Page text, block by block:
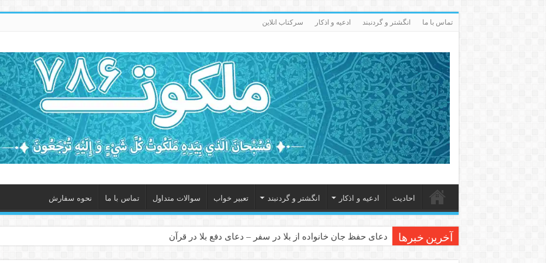
تماس با ما انگشتر و گردنبند ادعيه و اذكار سرکتاب انلاین
احاديث ادعيه و اذكار انگشتر و گردنبند تعبیر خواب سوالات متداول تماس با ما نحوه سفارش
آخرین خبرها دعای حفظ جان خانواده از بلا در سفر – دعای دفع بلا در قرآن